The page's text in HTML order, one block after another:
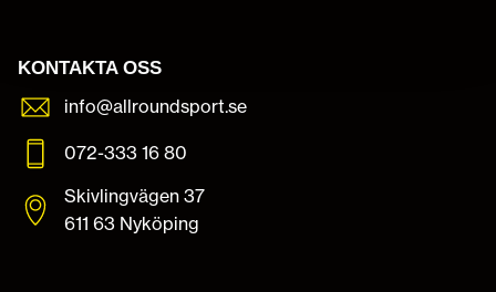
KONTAKTA OSS
info@allroundsport.se
072-333 16 80
Skivlingvägen 37
611 63 Nyköping